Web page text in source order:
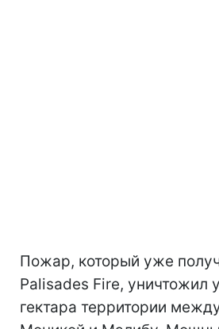
Пожар, который уже
Palisades Fire, уничтожил
гектара территории